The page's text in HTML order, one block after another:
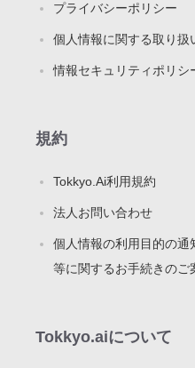
プライバシーポリシー
個人情報に関する取り扱
情報セキュリティポリシ
規約
Tokkyo.Ai利用規約
法人お問い合わせ
個人情報の利用目的の通
等に関するお手続きのご
Tokkyo.aiについて